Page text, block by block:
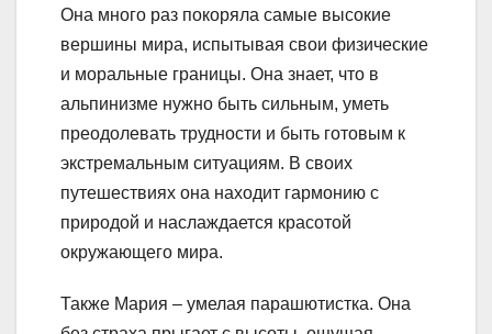
Она много раз покоряла самые высокие
вершины мира, испытывая свои физические
и моральные границы. Она знает, что в
альпинизме нужно быть сильным, уметь
преодолевать трудности и быть готовым к
экстремальным ситуациям. В своих
путешествиях она находит гармонию с
природой и наслаждается красотой
окружающего мира.
Также Мария – умелая парашютистка. Она